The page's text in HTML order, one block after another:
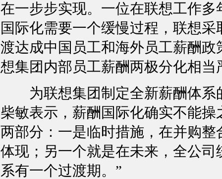
在一步步实现。一位在联想工作
国际化需要一个缓慢过程，联想
渡达成中国员工和海外员工薪酬
想集团内部员工薪酬两极分化相当
为联想集团制定全新薪酬体系
柴敏表示，薪酬国际化确实不能
两部分：一是临时措施，在并购
体现；另一个就是在未来，全公
系有一个过渡期。”